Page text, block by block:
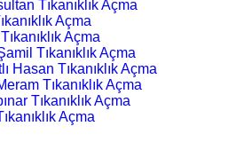
Tıkanıklık Açma
Açma
Açma
Tıkanıklık Açma
Hasan Tıkanıklık Açma
Tıkanıklık Açma
Tıkanıklık Açma
Açma